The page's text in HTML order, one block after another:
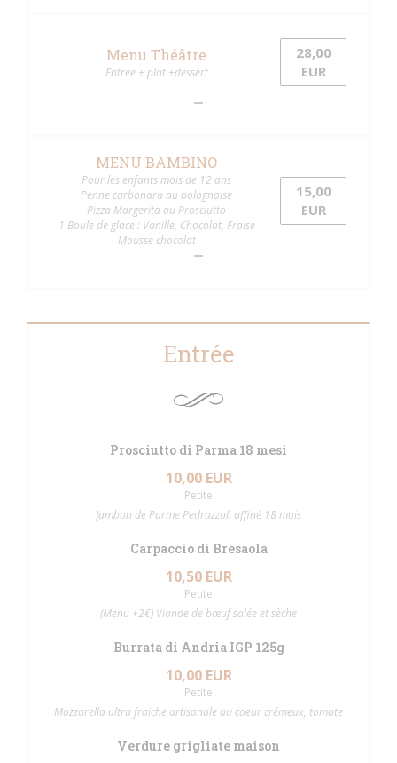
Menu Théâtre
Entree + plat +dessert
28,00
EUR
MENU BAMBINO
Pour les enfants mois de 12 ans
Penne carbonara au bolognaise
Pizza Margerita au Prosciutto
1 Boule de glace : Vanille, Chocolat, Fraise
Mousse chocolat
15,00
EUR
Entrée
Prosciutto di Parma 18 mesi
10,00 EUR
Petite
Jambon de Parme Pedrazzoli affiné 18 mois
Carpaccio di Bresaola
10,50 EUR
Petite
(Menu +2€) Viande de bœuf salée et sèche
Burrata di Andria IGP 125g
10,00 EUR
Petite
Mozzarella ultra fraiche artisanale au coeur crémeux, tomate
Verdure grigliate maison